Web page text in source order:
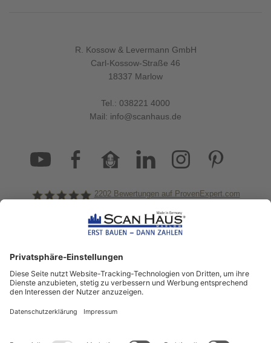
R. Kossow & Levermann GmbH
Carl-Kossow-Straße 46
18337 Marlow
Tel.: 038221 4000
Mail: info@scanhaus.de
ScanHaus Marlow
2202 Bewertungen auf ProvenExpert.com
informiert!
Aktuelle News rund um ScanHaus &
das Thema Hausbau
Sofort informiert über neue Artikel